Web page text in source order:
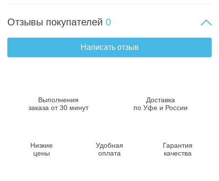
Отзывы покупателей 0
Написать отзыв
Выполнения
заказа от 30 минут
Доставка
по Уфе и России
Низкие
цены
Удобная
оплата
Гарантия
качества